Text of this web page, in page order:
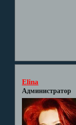
Elina
Администратор